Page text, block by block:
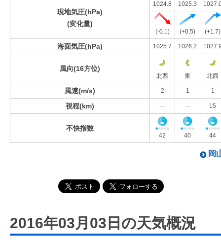
現地気圧(hPa)
(変化量)
1024.8 1025.3
(-0.1) (+0.5) (+1.7)
海面気圧(hPa) 1025.7 1026.2
風向(16方位)
北西 東 北西
風速(m/s) 2 1 1
視程(km) --- --- 15
不快指数
42 40 44
岡
2016年03月03日の天気概況